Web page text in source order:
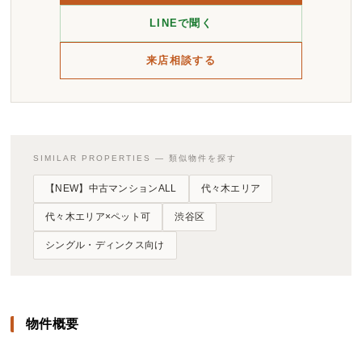
LINEで聞く
来店相談する
SIMILAR PROPERTIES — 類似物件を探す
【NEW】中古マンションALL 代々木エリア
代々木エリア×ペット可 渋谷区
シングル・ディンクス向け
物件概要